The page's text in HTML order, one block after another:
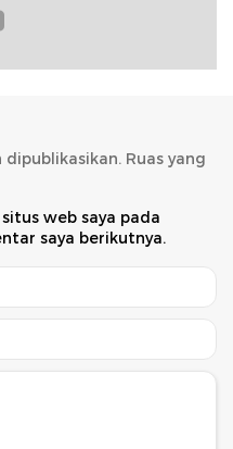
Ruas yang
web saya pada
saya berikutnya.